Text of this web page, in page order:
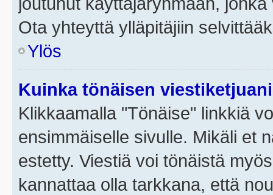
Ota yhteyttä ylläpitäjiin
Ylös
Kuinka tönäisen
Klikkaamalla "Tönäise" linkkiä
ensimmäiselle sivulle. Mikäli et
estetty. Viestiä voi tönäistä
kannattaa olla tarkkana, että